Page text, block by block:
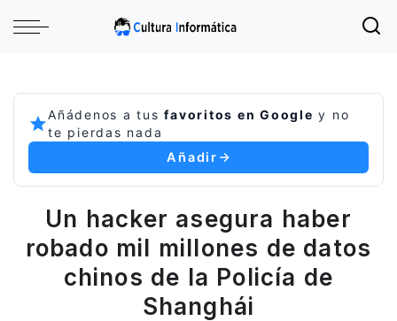
Añádenos a tusfavoritos en Google y no
te pierdas nada
Añadir
Un hacker asegura haber
robado mil millones de datos
chinos de la Policía de
Shanghái